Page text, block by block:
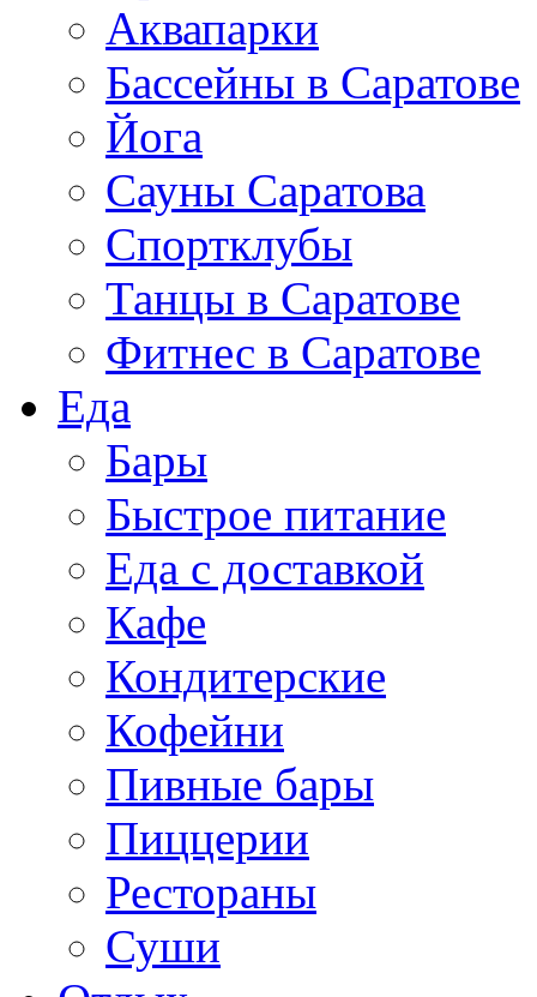
Аквапарки
Бассейны в Саратове
Йога
Сауны Саратова
Спортклубы
Танцы в Саратове
Фитнес в Саратове
Еда
Бары
Быстрое питание
Еда с доставкой
Кафе
Кондитерские
Кофейни
Пивные бары
Пиццерии
Рестораны
Суши